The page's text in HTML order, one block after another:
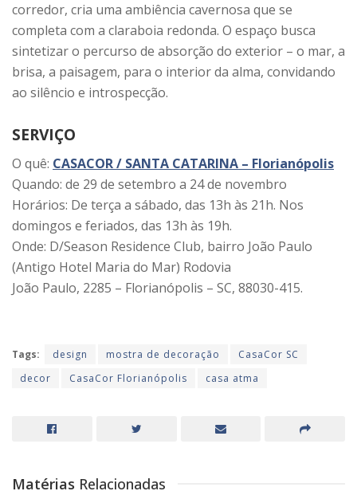
corredor, cria uma ambiência cavernosa que se
completa com a claraboia redonda. O espaço busca
sintetizar o percurso de absorção do exterior – o mar, a
brisa, a paisagem, para o interior da alma, convidando
ao silêncio e introspecção.
SERVIÇO
O quê: CASACOR / SANTA CATARINA – Florianópolis
Quando: de 29 de setembro a 24 de novembro
Horários: De terça a sábado, das 13h às 21h. Nos
domingos e feriados, das 13h às 19h.
Onde: D/Season Residence Club, bairro João Paulo
(Antigo Hotel Maria do Mar) Rodovia
João Paulo, 2285 – Florianópolis – SC, 88030-415.
Tags: design mostra de decoração
CasaCor SC
decor
CasaCor Florianópolis casa atma
Matérias Relacionadas